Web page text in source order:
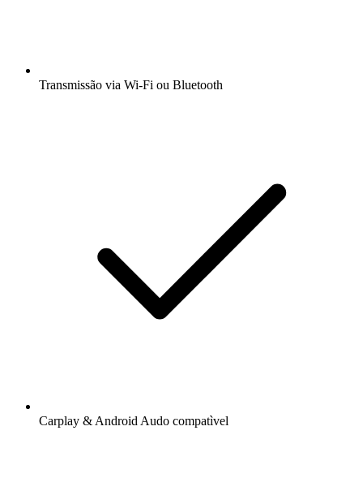
Transmissão via Wi-Fi ou Bluetooth
Carplay & Android Audo compatìvel